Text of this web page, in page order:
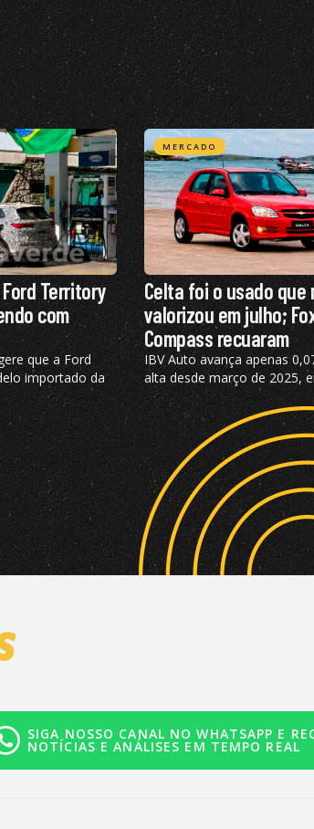
Territory
com
que a Ford
importado da
do mercado
MERCADO
Celta foi o usado que
valorizou em julho;
Compass recuaram
IBV Auto avança apenas
alta desde março de 2025,
elétricos com ano-modelo
desvalorizam 46,15%
SIGA NOSSO CANAL NO WHATSAPP E
NOTÍCIAS E ANÁLISES EM TEMPO REAL